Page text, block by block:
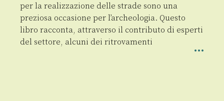
per la realizzazione delle strade sono una
preziosa occasione per l’archeologia. Questo
libro racconta, attraverso il contributo di esperti
del settore, alcuni dei ritrovamenti